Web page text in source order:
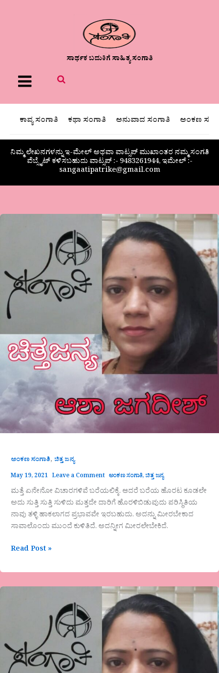
ಸಾರ್ಥಕ ಬದುಕಿಗೆ ಸಾಹಿತ್ಯ ಸಂಗಾತಿ
Menu
ಕಾವ್ಯ ಸಂಗಾತಿ ಕಥಾ ಸಂಗಾತಿ ಅನುವಾದ ಸಂಗಾತಿ ಅಂಕಣ
ನಿಮ್ಮ ಲೇಖನಗಳನ್ನು ಇ-ಮೇಲ್ ಅಥವಾ ವಾಟ್ಸಪ್ ಮುಖಾಂತರ ನಮ್ಮ ಸಂಗತಿ
ವೆಬ್ಸೈಟ್ ಕಳಿಸಬಹುದು ವಾಟ್ಸಪ್‌ :- 9483261944, ಇಮೇಲ್ :-
sangaatipatrike@gmail.com
ಅಂಕಣ ಸಂಗಾತಿ, ಚಿತ್ತ ಜನ್ಯ
May 19, 2021 Leave a Comment ಅಂಕಣ ಸಂಗಾತಿ,ಚಿತ್ತ ಜನ್ಯ
ಮತ್ತೆ ಏನೇನೋ ವಿಚಾರಗಳಿವೆ ಬರೆಯಲಿಕ್ಕೆ. ಆದರೆ ಬರೆಯ ಹೊರಟ ಕೂಡಲೇ
ಅದು ಸುತ್ತಿ ಸುತ್ತಿ ಸುಳಿದು ಮತ್ತದೇ ದಾರಿಗೆ ಹೊರಳಿಬಿಡುವುದು ಪರಿಸ್ಥಿತಿಯ
ನಾವು ತಳ್ಳಿ ಹಾಕಲಾಗದ ಪ್ರಭಾವವೇ ಇರಬಹುದು. ಅದನ್ನು ಮೀರಬೇಕಾದ
ಸಾವಾಲೊಂದು ಮುಂದೆ ಕುಳಿತಿದೆ. ಅದನ್ನೀಗ ಮೀರಲೇಬೇಕಿದೆ.
Read Post »